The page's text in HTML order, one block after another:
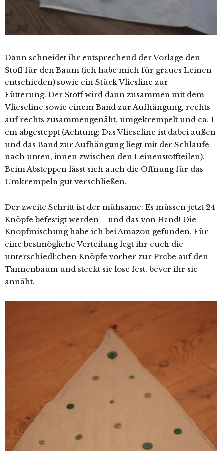
Dann schneidet ihr entsprechend der Vorlage den
Stoff für den Baum (ich habe mich für graues Leinen
entschieden) sowie ein Stück Vliesline zur
Fütterung. Der Stoff wird dann zusammen mit dem
Vlieseline sowie einem Band zur Aufhängung, rechts
auf rechts zusammengenäht, umgekrempelt und ca. 1
cm abgesteppt (Achtung: Das Vlieseline ist dabei außen
und das Band zur Aufhängung liegt mit der Schlaufe
nach unten, innen zwischen den Leinenstoffteilen).
Beim Absteppen lässt sich auch die Öffnung für das
Umkrempeln gut verschließen.
Der zweite Schritt ist der mühsame: Es müssen jetzt 24
Knöpfe befestigt werden – und das von Hand! Die
Knopfmischung habe ich bei Amazon gefunden. Für
eine bestmögliche Verteilung legt ihr euch die
unterschiedlichen Knöpfe vorher zur Probe auf den
Tannenbaum und steckt sie lose fest, bevor ihr sie
annäht.